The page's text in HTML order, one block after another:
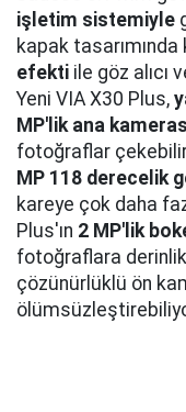
işletim sistemiyle
kapak tasarımında
efekti ile göz alıcı
Yeni VIA X30 Plus,
MP'lik ana
fotoğraflar
MP 118 derecelik
kareye çok daha
Plus'ın 2 MP'lik
fotoğraflara
çözünürlüklü ön